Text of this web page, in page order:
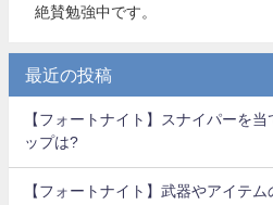
絶賛勉強中です。
最近の投稿
【フォートナイト】スナイパーを
ップは?
【フォートナイト】武器やアイテ